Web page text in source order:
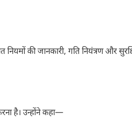
की जानकारी, गति नियंत्रण और
है। उन्होंने कहा—